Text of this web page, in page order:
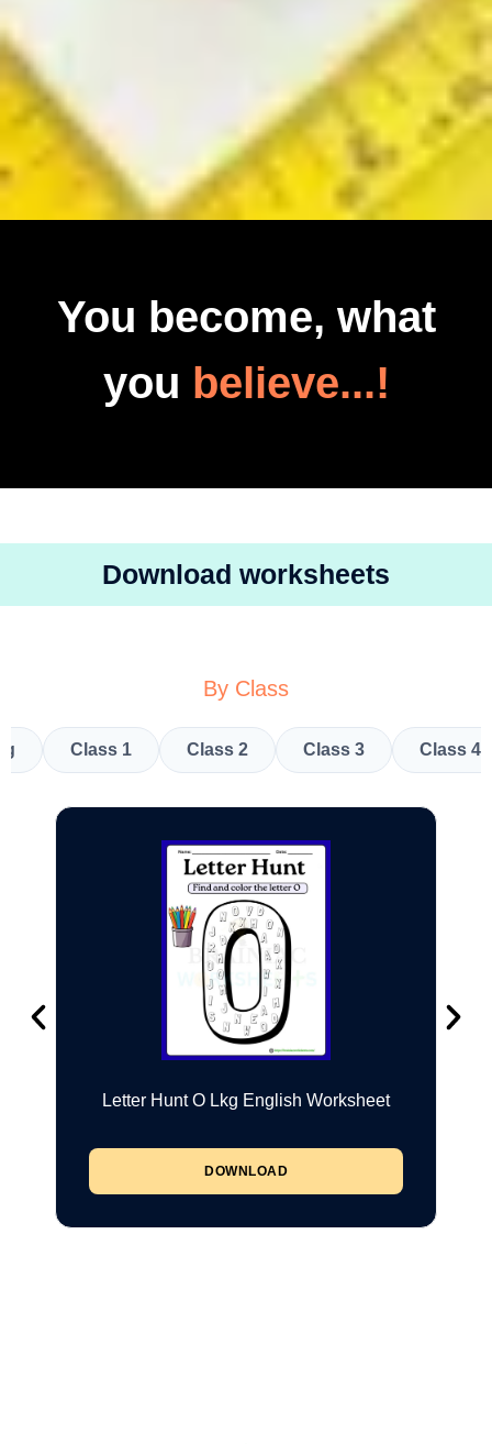
You become, what
you believe...!
Download worksheets
By Class
Class 1 Class 2 Class 3 Class 4
Letter Hunt O Lkg English Worksheet
DOWNLOAD